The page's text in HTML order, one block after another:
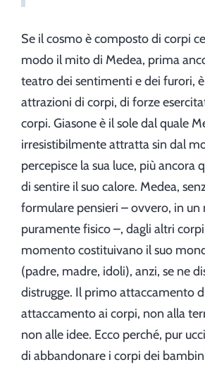
Se il cosmo è composto di corpi
modo il mito di Medea, prima
teatro dei sentimenti e dei furori,
attrazioni di corpi, di forze
corpi. Giasone è il sole dal quale
irresistibilmente attratta sin dal
percepisce la sua luce, più ancora
di sentire il suo calore. Medea,
formulare pensieri – ovvero, in un
puramente fisico –, dagli altri
momento costituivano il suo
(padre, madre, idoli), anzi, se ne
distrugge. Il primo attaccamento
attaccamento ai corpi, non alla
non alle idee. Ecco perché, pur
di abbandonare i corpi dei